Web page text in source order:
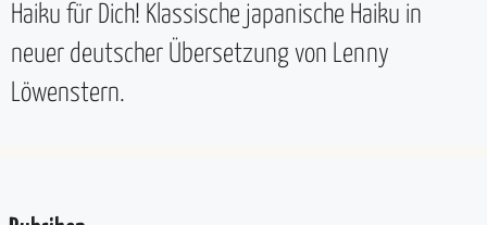
Haiku für Dich! Klassische japanische Haiku in
neuer deutscher Übersetzung von Lenny
Löwenstern.